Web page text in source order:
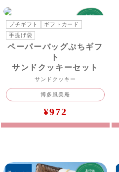
プチギフト
ギフトカード
手提げ袋
ペーパーバッグぷちギフ
ト
サンドクッキーセット
サンドクッキー
博多風美庵
¥972